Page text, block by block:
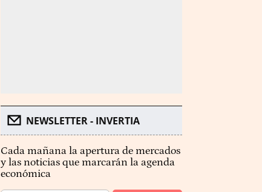
NEWSLETTER - INVERTIA
Cada mañana la apertura de mercados
y las noticias que marcarán la agenda
económica